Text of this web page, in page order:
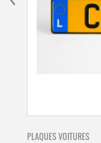
PLAQUES VOITURES